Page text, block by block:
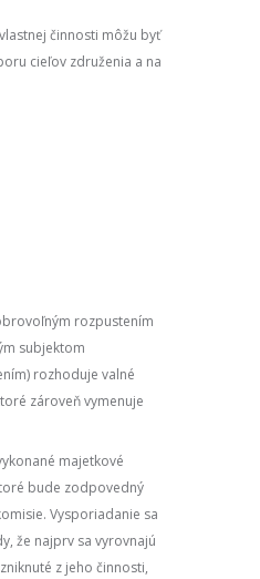
činnosti môžu byť
cieľov združenia a na
rozpustením
subjektom
rozhoduje valné
zároveň vymenuje
majetkové
bude zodpovedný
Vysporiadanie sa
že najprv sa vyrovnajú
z jeho činnosti,